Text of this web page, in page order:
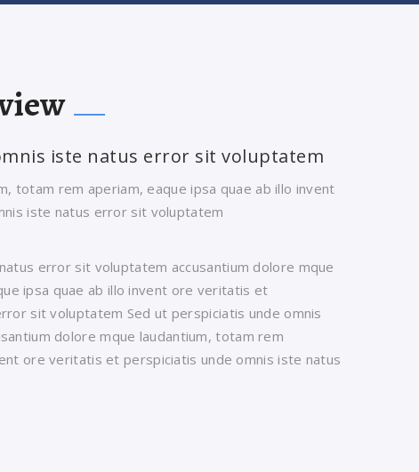
iste natus error sit voluptatem
totam rem aperiam, eaque ipsa quae ab illo invent
iste natus error sit voluptatem
error sit voluptatem accusantium dolore mque
ipsa quae ab illo invent ore veritatis et
sit voluptatem Sed ut perspiciatis unde omnis
dolore mque laudantium, totam rem
ore veritatis et perspiciatis unde omnis iste natus